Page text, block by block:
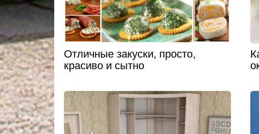
Отличные закуски, просто,
красиво и сытно